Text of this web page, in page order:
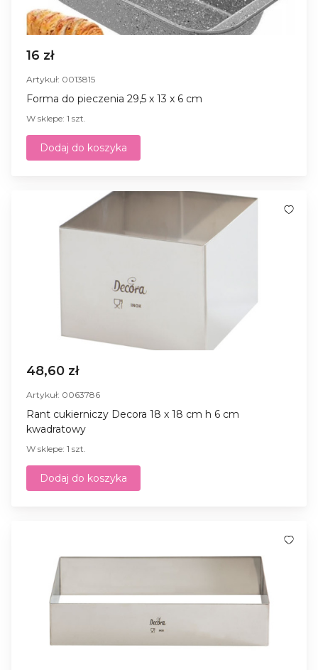
16 zł
Artykuł: 0013815
Forma do pieczenia 29,5 x 13 x 6 cm
W sklepe: 1 szt.
Dodaj do koszyka
48,60 zł
Artykuł: 0063786
Rant cukierniczy Decora 18 x 18 cm h 6 cm
kwadratowy
W sklepe: 1 szt.
Dodaj do koszyka